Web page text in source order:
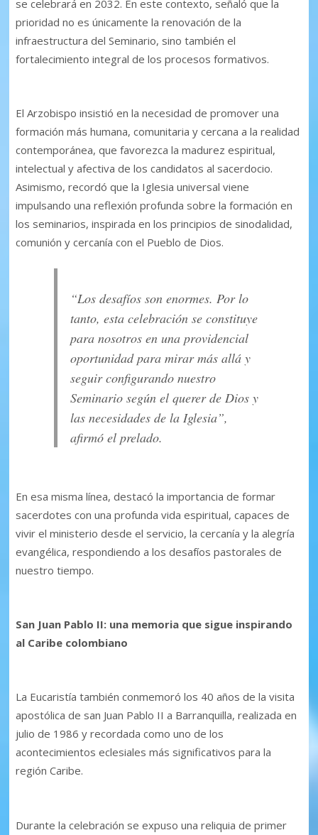
se celebrará en 2032. En este contexto, señaló que la
prioridad no es únicamente la renovación de la
infraestructura del Seminario, sino también el
fortalecimiento integral de los procesos formativos.
El Arzobispo insistió en la necesidad de promover una
formación más humana, comunitaria y cercana a la realidad
contemporánea, que favorezca la madurez espiritual,
intelectual y afectiva de los candidatos al sacerdocio.
Asimismo, recordó que la Iglesia universal viene
impulsando una reflexión profunda sobre la formación en
los seminarios, inspirada en los principios de sinodalidad,
comunión y cercanía con el Pueblo de Dios.
“Los desafíos son enormes. Por lo
tanto, esta celebración se constituye
para nosotros en una providencial
oportunidad para mirar más allá y
seguir configurando nuestro
Seminario según el querer de Dios y
las necesidades de la Iglesia”,
afirmó el prelado.
En esa misma línea, destacó la importancia de formar
sacerdotes con una profunda vida espiritual, capaces de
vivir el ministerio desde el servicio, la cercanía y la alegría
evangélica, respondiendo a los desafíos pastorales de
nuestro tiempo.
San Juan Pablo II: una memoria que sigue inspirando
al Caribe colombiano
La Eucaristía también conmemoró los 40 años de la visita
apostólica de san Juan Pablo II a Barranquilla, realizada en
julio de 1986 y recordada como uno de los
acontecimientos eclesiales más significativos para la
región Caribe.
Durante la celebración se expuso una reliquia de primer